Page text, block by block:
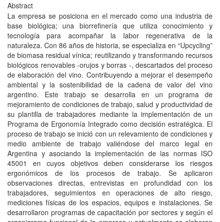
Abstract
La empresa se posiciona en el mercado como una industria de
base biológica; una biorrefinería que utiliza conocimiento y
tecnología para acompañar la labor regenerativa de la
naturaleza. Con 86 años de historia, se especializa en “Upcycling”
de biomasa residual vínica; reutilizando y transformando recursos
biológicos renovables -orujos y borras -, descartados del proceso
de elaboración del vino. Contribuyendo a mejorar el desempeño
ambiental y la sostenibilidad de la cadena de valor del vino
argentino. Este trabajo se desarrolla en un programa de
mejoramiento de condiciones de trabajo, salud y productividad de
su plantilla de trabajadores mediante la implementación de un
Programa de Ergonomía Integrado como decisión estratégica. El
proceso de trabajo se inició con un relevamiento de condiciones y
medio ambiente de trabajo valiéndose del marco legal en
Argentina y asociando la implementación de las normas ISO
45001 en cuyos objetivos deben considerarse los riesgos
ergonómicos de los procesos de trabajo. Se aplicaron
observaciones directas, entrevistas en profundidad con los
trabajadores, seguimientos en operaciones de alto riesgo,
mediciones físicas de los espacios, equipos e instalaciones. Se
desarrollaron programas de capacitación por sectores y según el